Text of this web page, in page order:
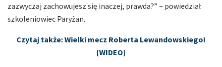
zazwyczaj zachowujesz się inaczej, prawda?” – powiedział
szkoleniowiec Paryżan.
Czytaj także: Wielki mecz Roberta Lewandowskiego!
[WIDEO]